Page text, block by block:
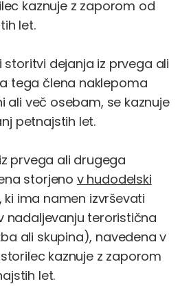
kaznuje z zaporom od
let.
dejanja iz prvega ali
tega člena naklepoma
ali več osebam, se kaznuje
petnajstih let.
prvega ali drugega
storjeno v hudodelski
, ki ima namen izvrševati
nadaljevanju teroristična
ali skupina), navedena v
kaznuje z zaporom
let.